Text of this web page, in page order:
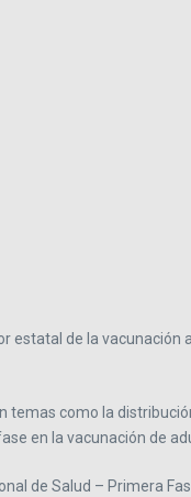
estatal de la
como la
en la vacunación de
de Salud – Primera